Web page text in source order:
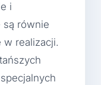
i
są równie
realizacji.